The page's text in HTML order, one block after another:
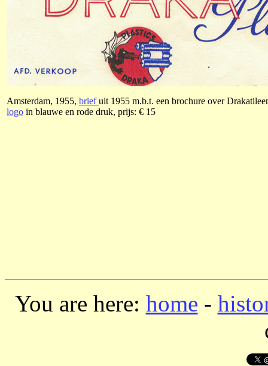
Amsterdam, 1955, briefuit 1955 m.b.t. een brochure over
logo in blauwe en rode druk, prijs: € 15
You are here: home -